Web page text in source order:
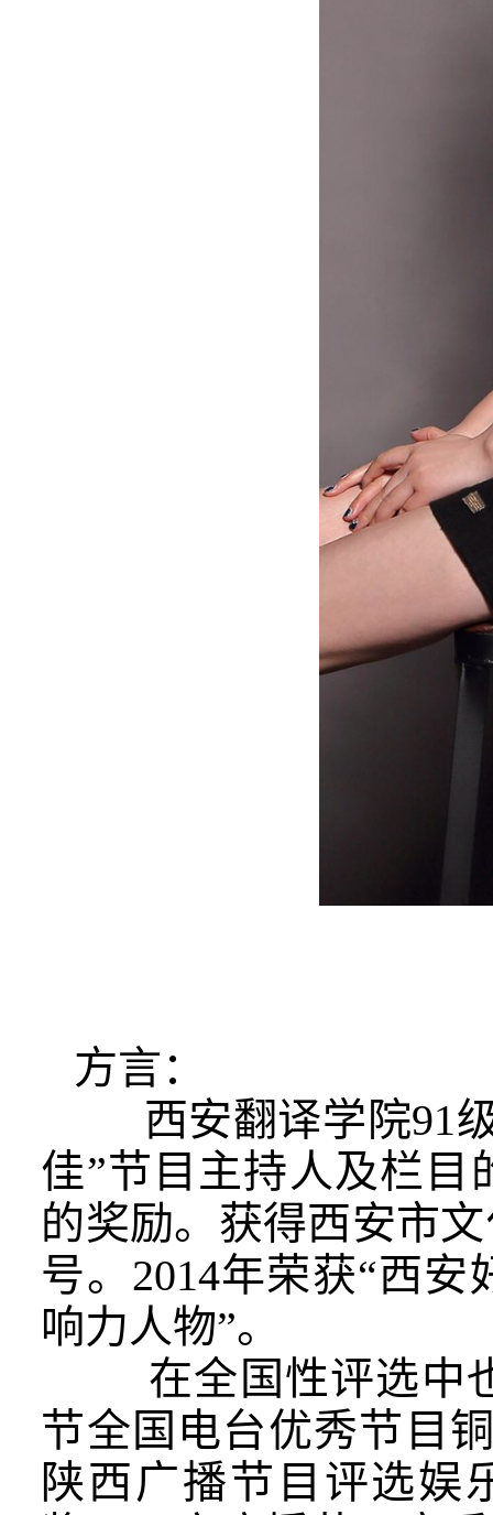
方言：
西安翻译学院91级
佳”节目主持人及栏目
的奖励。获得西安市
号。 2014年荣获“西安
响力人物”。
在全国性评选中
节全国电台优秀节目
陕西广播节目评选娱